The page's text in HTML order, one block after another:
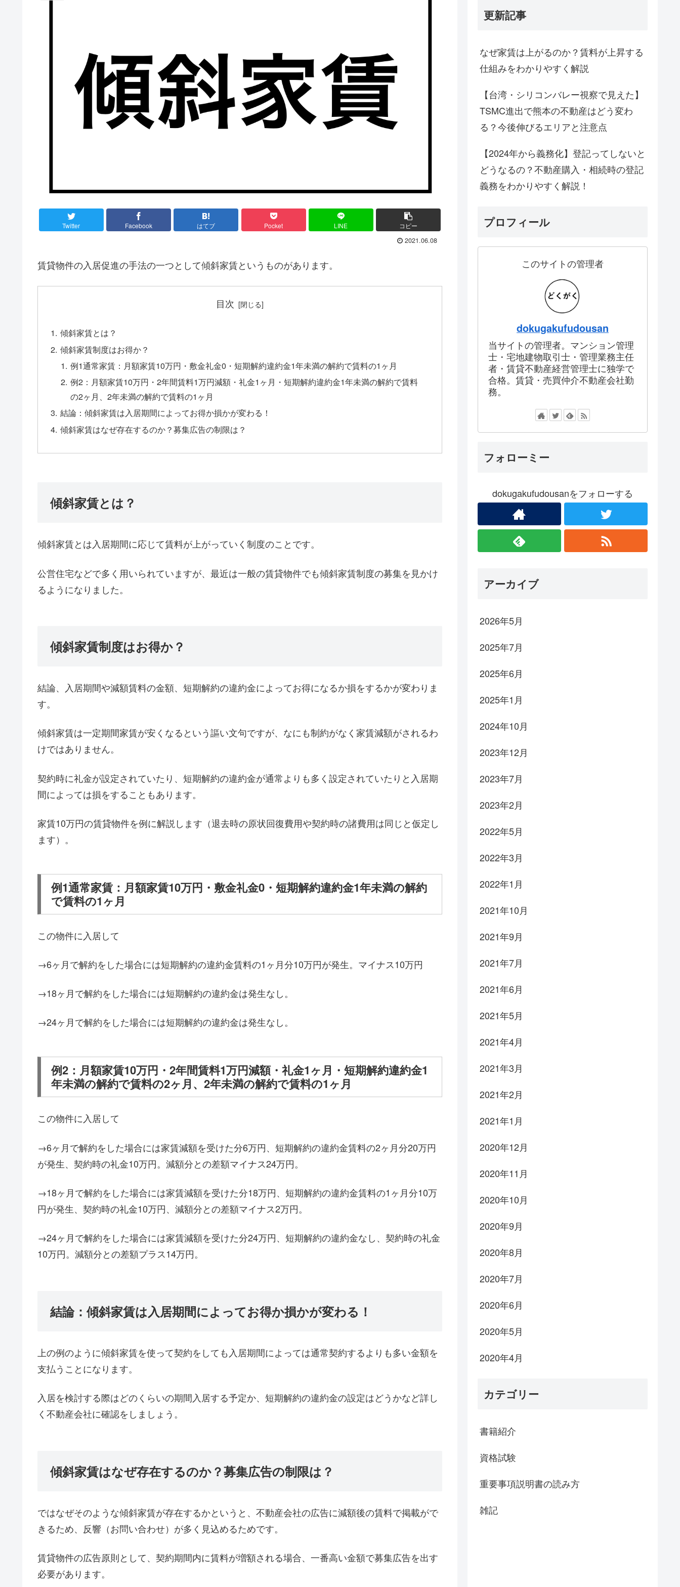
Twitter Facebook はてブ Pocket LINE コピー
2021.06.08
賃貸物件の入居促進の手法の一つとして傾斜家賃というものがあります。
目次
傾斜家賃とは？
傾斜家賃制度はお得か？
例1通常家賃：月額家賃10万円・敷金礼金0・短期解約違約金1年未満の解約で賃料の1ヶ月
例2：月額家賃10万円・2年間賃料1万円減額・礼金1ヶ月・短期解約違約金1年未満の解約で賃料
の2ヶ月、2年未満の解約で賃料の1ヶ月
結論：傾斜家賃は入居期間によってお得か損かが変わる！
傾斜家賃はなぜ存在するのか？募集広告の制限は？
傾斜家賃とは？
傾斜家賃とは入居期間に応じて賃料が上がっていく制度のことです。
公営住宅などで多く用いられていますが、最近は一般の賃貸物件でも傾斜家賃制度の募集を見かけ
るようになりました。
傾斜家賃制度はお得か？
結論、入居期間や減額賃料の金額、短期解約の違約金によってお得になるか損をするかが変わりま
す。
傾斜家賃は一定期間家賃が安くなるという謳い文句ですが、なにも制約がなく家賃減額がされるわ
けではありません。
契約時に礼金が設定されていたり、短期解約の違約金が通常よりも多く設定されていたりと入居期
間によっては損をすることもあります。
家賃10万円の賃貸物件を例に解説します（退去時の原状回復費用や契約時の諸費用は同じと仮定し
ます）。
例1通常家賃：月額家賃10万円・敷金礼金0・短期解約違約金1年未満の解約
で賃料の1ヶ月
この物件に入居して
→6ヶ月で解約をした場合には短期解約の違約金賃料の1ヶ月分10万円が発生。マイナス10万円
→18ヶ月で解約をした場合には短期解約の違約金は発生なし。
→24ヶ月で解約をした場合には短期解約の違約金は発生なし。
例2：月額家賃10万円・2年間賃料1万円減額・礼金1ヶ月・短期解約違約金1
年未満の解約で賃料の2ヶ月、2年未満の解約で賃料の1ヶ月
この物件に入居して
→6ヶ月で解約をした場合には家賃減額を受けた分6万円、短期解約の違約金賃料の2ヶ月分20万円
が発生、契約時の礼金10万円。減額分との差額マイナス24万円。
→18ヶ月で解約をした場合には家賃減額を受けた分18万円、短期解約の違約金賃料の1ヶ月分10万
円が発生、契約時の礼金10万円、減額分との差額マイナス2万円。
→24ヶ月で解約をした場合には家賃減額を受けた分24万円、短期解約の違約金なし、契約時の礼金
10万円。減額分との差額プラス14万円。
結論：傾斜家賃は入居期間によってお得か損かが変わる！
上の例のように傾斜家賃を使って契約をしても入居期間によっては通常契約するよりも多い金額を
支払うことになります。
入居を検討する際はどのくらいの期間入居する予定か、短期解約の違約金の設定はどうかなど詳し
く不動産会社に確認をしましょう。
傾斜家賃はなぜ存在するのか？募集広告の制限は？
ではなぜそのような傾斜家賃が存在するかというと、不動産会社の広告に減額後の賃料で掲載がで
きるため、反響（お問い合わせ）が多く見込めるためです。
賃貸物件の広告原則として、契約期間内に賃料が増額される場合、一番高い金額で募集広告を出す
必要があります。
更新記事
なぜ家賃は上がるのか？賃料が上昇する
仕組みをわかりやすく解説
【台湾・シリコンバレー視察で見えた】
TSMC進出で熊本の不動産はどう変わ
る？今後伸びるエリアと注意点
【2024年から義務化】登記ってしないと
どうなるの？不動産購入・相続時の登記
義務をわかりやすく解説！
プロフィール
このサイトの管理者
dokugakufudousan
当サイトの管理者。マンション管理
士・宅地建物取引士・管理業務主任
者・賃貸不動産経営管理士に独学で
合格。賃貸・売買仲介不動産会社勤
務。
フォローミー
dokugakufudousanをフォローする
アーカイブ
2026年5月
2025年7月
2025年6月
2025年1月
2024年10月
2023年12月
2023年7月
2023年2月
2022年5月
2022年3月
2022年1月
2021年10月
2021年9月
2021年7月
2021年6月
2021年5月
2021年4月
2021年3月
2021年2月
2021年1月
2020年12月
2020年11月
2020年10月
2020年9月
2020年8月
2020年7月
2020年6月
2020年5月
2020年4月
カテゴリー
書籍紹介
資格試験
重要事項説明書の読み方
雑記